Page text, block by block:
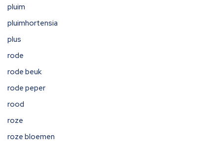
pluim
pluimhortensia
plus
rode
rode beuk
rode peper
rood
roze
roze bloemen